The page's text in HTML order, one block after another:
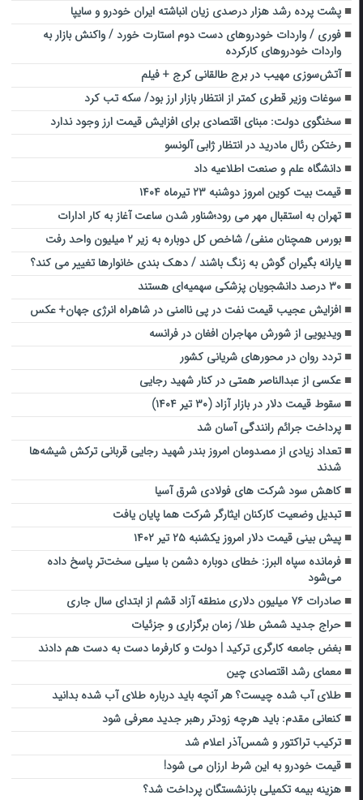
پشت پرده رشد هزار درصدی زیان انباشته ایران خودرو و سایپا
فوری / واردات خودروهای دست دوم استارت خورد / واکنش بازار به
واردات خودروهای کارکرده
آتش‌سوزی مهیب در برج طالقانی کرج + فیلم
سوغات وزیر قطری کمتر از انتظار بازار ارز بود/ سکه تب کرد
سخنگوی دولت: مبنای اقتصادی برای افزایش قیمت ارز وجود ندارد
رختکن رئال مادرید در انتظار ژابی آلونسو
دانشگاه علم و صنعت اطلاعیه داد
قیمت بیت کوین امروز دوشنبه ۲۳ تیرماه ۱۴۰۴
تهران به استقبال مهر می رود؛شناور شدن ساعت آغاز به کار ادارات
بورس همچنان منفی/ شاخص کل دوباره به زیر ۲ میلیون واحد رفت
یارانه بگیران گوش به زنگ باشند / دهک بندی خانوارها تغییر می کند؟
۳۰ درصد دانشجویان پزشکی سهمیه‌ای هستند
افزایش عجیب قیمت نفت در پی ناامنی در شاهراه انرژی جهان+ عکس
ویدیویی از شورش مهاجران افغان در فرانسه
تردد روان در محورهای شریانی کشور
عکسی از عبدالناصر همتی در کنار شهید رجایی
سقوط قیمت دلار در بازار آزاد (۳۰ تیر ۱۴۰۴)
پرداخت جرائم رانندگی آسان شد
تعداد زیادی از مصدومان امروز بندر شهید رجایی قربانی ترکش شیشه‌ها
شدند
کاهش سود شرکت های فولادی شرق آسیا
تبدیل وضعیت کارکنان ایثارگر شرکت هما پایان یافت
پیش بینی قیمت دلار امروز یکشنبه ۲۵ تیر ۱۴۰۲
فرمانده سپاه البرز: خطای دوباره دشمن با سیلی سخت‌تر پاسخ داده
می‌شود
صادرات ۷۶ میلیون دلاری منطقه آزاد قشم از ابتدای سال جاری
حراج جدید شمش طلا/ زمان برگزاری و جزئیات
بغض جامعه کارگری ترکید | دولت و کارفرما دست‌ به‌ دست هم دادند
معمای رشد اقتصادی چین
طلای آب شده چیست؟ هر آنچه باید درباره طلای آب شده بدانید
کنعانی مقدم: باید هرچه زودتر رهبر جدید معرفی شود
ترکیب تراکتور و شمس‌آذر اعلام شد
قیمت خودرو به این شرط ارزان می شود!
هزینه بیمه تکمیلی بازنشستگان پرداخت شد؟